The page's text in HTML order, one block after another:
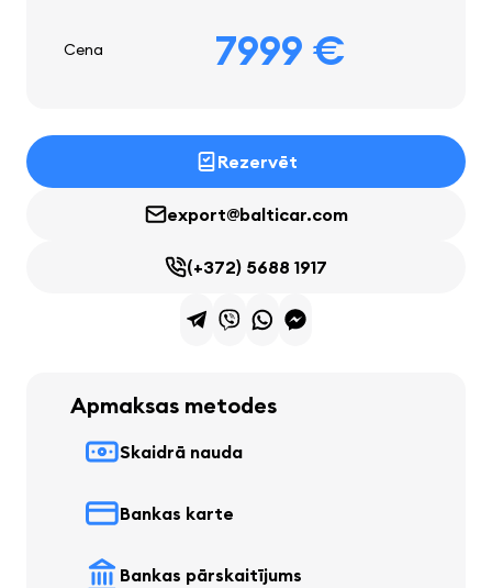
Cena 7999 €
Rezervēt
export@balticar.com
(+372) 5688 1917
Apmaksas metodes
Skaidrā nauda
Bankas karte
Bankas pārskaitījums